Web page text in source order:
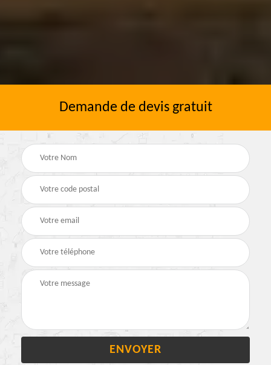
Demande de devis gratuit